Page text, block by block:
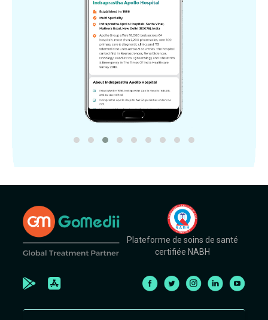
Plateforme de soins de santé
certifiée NABH